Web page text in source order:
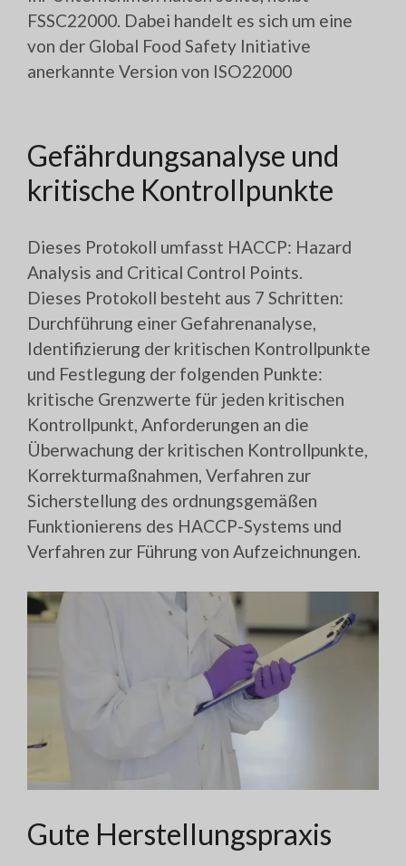
FSSC22000. Dabei handelt es sich um eine
von der Global Food Safety Initiative
anerkannte Version von ISO22000
Gefährdungsanalyse und
kritische Kontrollpunkte
Dieses Protokoll umfasst HACCP: Hazard
Analysis and Critical Control Points.
Dieses Protokoll besteht aus 7 Schritten:
Durchführung einer Gefahrenanalyse,
Identifizierung der kritischen Kontrollpunkte
und Festlegung der folgenden Punkte:
kritische Grenzwerte für jeden kritischen
Kontrollpunkt, Anforderungen an die
Überwachung der kritischen Kontrollpunkte,
Korrekturmaßnahmen, Verfahren zur
Sicherstellung des ordnungsgemäßen
Funktionierens des HACCP-Systems und
Verfahren zur Führung von Aufzeichnungen.
Gute Herstellungspraxis